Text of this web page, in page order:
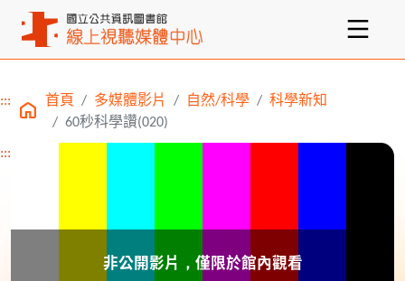
主要內容區塊
::: 首頁 多媒體影片 自然/科學
科學新知
60秒科學讚(020)
:::